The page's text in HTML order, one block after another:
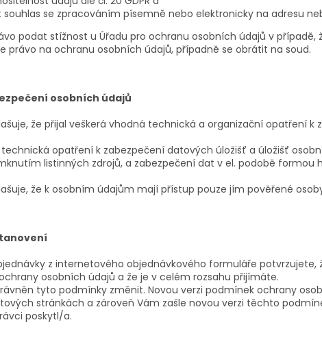
se zpracováním písemně nebo elektronicky na adresu
podat stížnost u Úřadu pro ochranu osobních údajů v případě,
právo na ochranu osobních údajů, případně se obrátit na soud.
osobních údajů
že přijal veškerá vhodná technická a organizační opatření k
technická opatření k zabezpečení datových úložišť a úložišť
listinných zdrojů, a zabezpečení dat v el. podobě formou
že k osobním údajům mají přístup pouze jím pověřené
z internetového objednávkového formuláře potvrzujete,
osobních údajů a že je v celém rozsahu přijímáte.
tyto podmínky změnit. Novou verzi podmínek ochrany
stránkách a zároveň Vám zašle novou verzi těchto
poskytl/a.